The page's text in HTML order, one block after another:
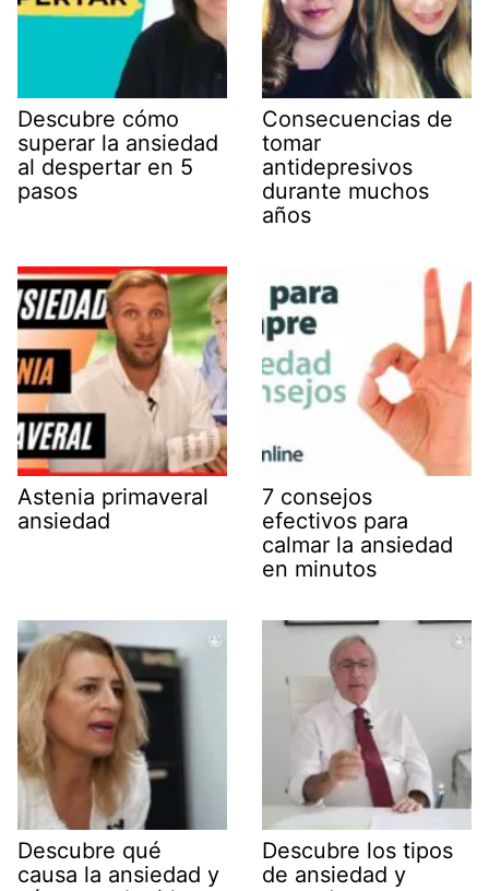
Descubre cómo
superar la ansiedad
al despertar en 5
pasos
Consecuencias de
tomar
antidepresivos
durante muchos
años
Astenia primaveral
ansiedad
7 consejos
efectivos para
calmar la ansiedad
en minutos
Descubre qué
causa la ansiedad y
Descubre los tipos
de ansiedad y